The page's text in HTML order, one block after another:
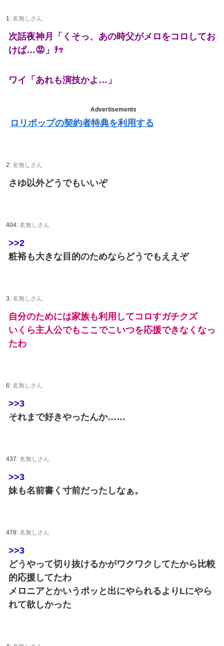
1: 名無しさん
次話夜神月「くそっ、あの時父がメロをコロしてお
けば…😡」ﾁｯ
ワイ「あれも演技かよ…」
Advertisements
ロリポップの契約者特典を利用する
2: 名無しさん
さゆ以外どうでもいいぞ
404: 名無しさん
>>2
粧裕も大きな目的のためならどうでもええぞ
3: 名無しさん
自分のためには家族も利用してコロすガチクズ
いくら主人公でもここでこいつを応援できなくなっ
たわ
6: 名無しさん
>>3
それまで好きやったんか……
437: 名無しさん
>>3
妹も名前書く寸前だったしなぁ。
478: 名無しさん
>>3
どうやって切り抜けるかがワクワクしてたから比較
的応援してたわ
メロニアとかいうポッと出にやられるよりLにやら
れて欲しかった